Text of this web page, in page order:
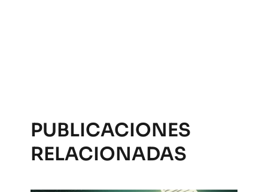
PUBLICACIONES
RELACIONADAS